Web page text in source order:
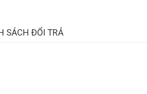
SÁCH ĐỔI TRẢ